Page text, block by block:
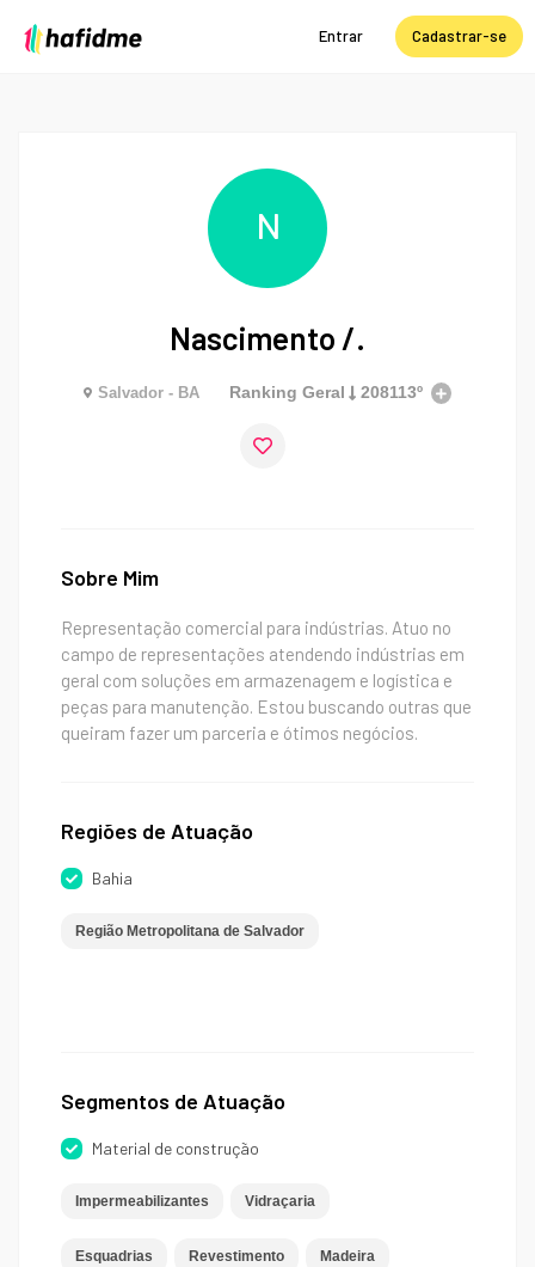
Entrar Cadastrar-se
N
Nascimento /.
Salvador - BA Ranking Geral 208113º
Sobre Mim
Representação comercial para indústrias. Atuo no
campo de representações atendendo indústrias em
geral com soluções em armazenagem e logística e
peças para manutenção. Estou buscando outras que
queiram fazer um parceria e ótimos negócios.
Regiões de Atuação
Bahia
Região Metropolitana de Salvador
Segmentos de Atuação
Material de construção
Impermeabilizantes Vidraçaria
Esquadrias Revestimento Madeira